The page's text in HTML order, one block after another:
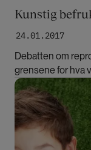
24.01.2017
Kunstig
Debatten om
grensene for hva
Bilde